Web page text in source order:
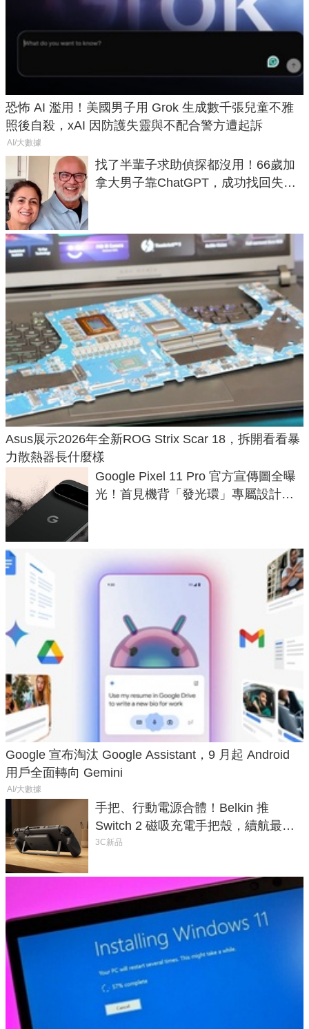
恐怖 AI 濫用！美國男子用 Grok 生成數千張兒童不雅
照後自殺，xAI 因防護失靈與不配合警方遭起訴
AI/大數據
找了半輩子求助偵探都沒用！66歲加
拿大男子靠ChatGPT，成功找回失散
Asus展示2026年全新ROG Strix Scar 18，拆開看看暴
力散熱器長什麼樣
Google Pixel 11 Pro 官方宣傳圖全曝
光！首見機背「發光環」專屬設計、
Google 宣布淘汰 Google Assistant，9 月起 Android
用戶全面轉向 Gemini
AI/大數據
手把、行動電源合體！Belkin 推
Switch 2 磁吸充電手把殼，續航最高
延長 1.5 倍
3C新品